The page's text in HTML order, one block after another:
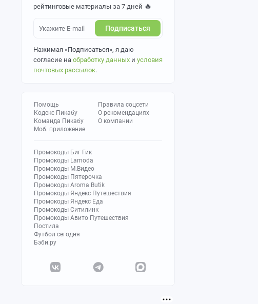
рейтинговые материалы за 7 дней 🔥
Подписаться
Нажимая «Подписаться», я даю
согласие на обработку данных и условия
почтовых рассылок.
Помощь
Кодекс Пикабу
Команда Пикабу
Моб. приложение
Правила соцсети
О рекомендациях
О компании
Промокоды Биг Гик
Промокоды Lamoda
Промокоды М.Видео
Промокоды Пятерочка
Промокоды Aroma Butik
Промокоды Яндекс Путешествия
Промокоды Яндекс Еда
Промокоды Ситилинк
Промокоды Авито Путешествия
Постила
Футбол сегодня
Бэби.ру